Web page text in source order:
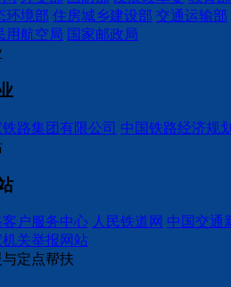
环境部 住房城乡建设部 交通运输部
用航空局 国家邮政局
路集团有限公司 中国铁路经济规
户服务中心 人民铁道网 中国交通
关举报网站
定点帮扶